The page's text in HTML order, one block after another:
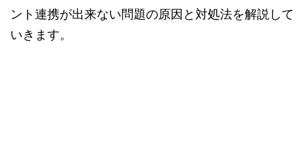
ント連携が出来ない問題の原因と対処法を解説して
いきます。